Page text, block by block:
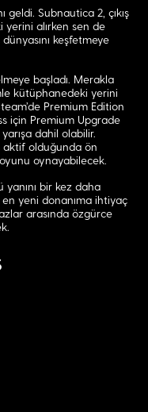
Subnautica 2, çıkış
alırken sen de
keşfetmeye
başladı. Merakla
kütüphanedeki yerini
Premium Edition
için Premium Upgrade
dahil olabilir.
aktif olduğunda ön
oynayabilecek.
yanını bir kez daha
yeni donanıma ihtiyaç
arasında özgürce